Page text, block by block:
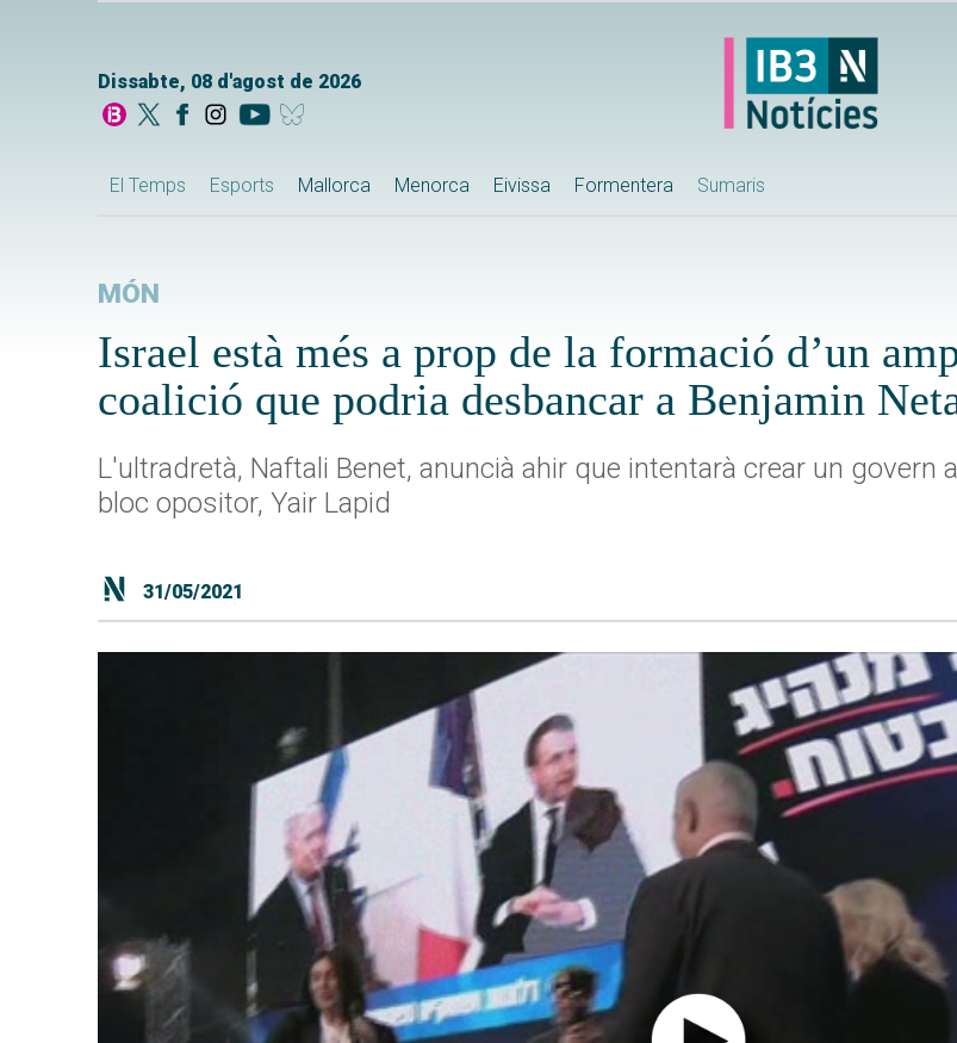
Dissabte, 08 d'agost de 2026
El Temps Esports Mallorca Menorca Eivissa Formentera Sumaris
MÓN
Israel està més a prop de la formació d’un
coalició que podria desbancar a Benjamin
L'ultradretà, Naftali Benet, anuncià ahir que intentarà crear un govern
bloc opositor, Yair Lapid
31/05/2021